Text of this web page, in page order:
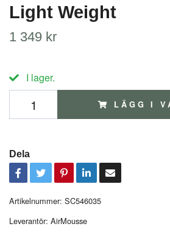
Light Weight
1 349 kr
I lager.
LÄGG I
Dela
Artikelnummer: SC546035
Leverantör: AirMousse